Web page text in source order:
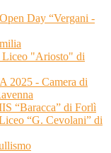
Day “Vergani -
Liceo "Ariosto" di
2025 - Camera di
“Baracca” di Forlì
“G. Cevolani” di